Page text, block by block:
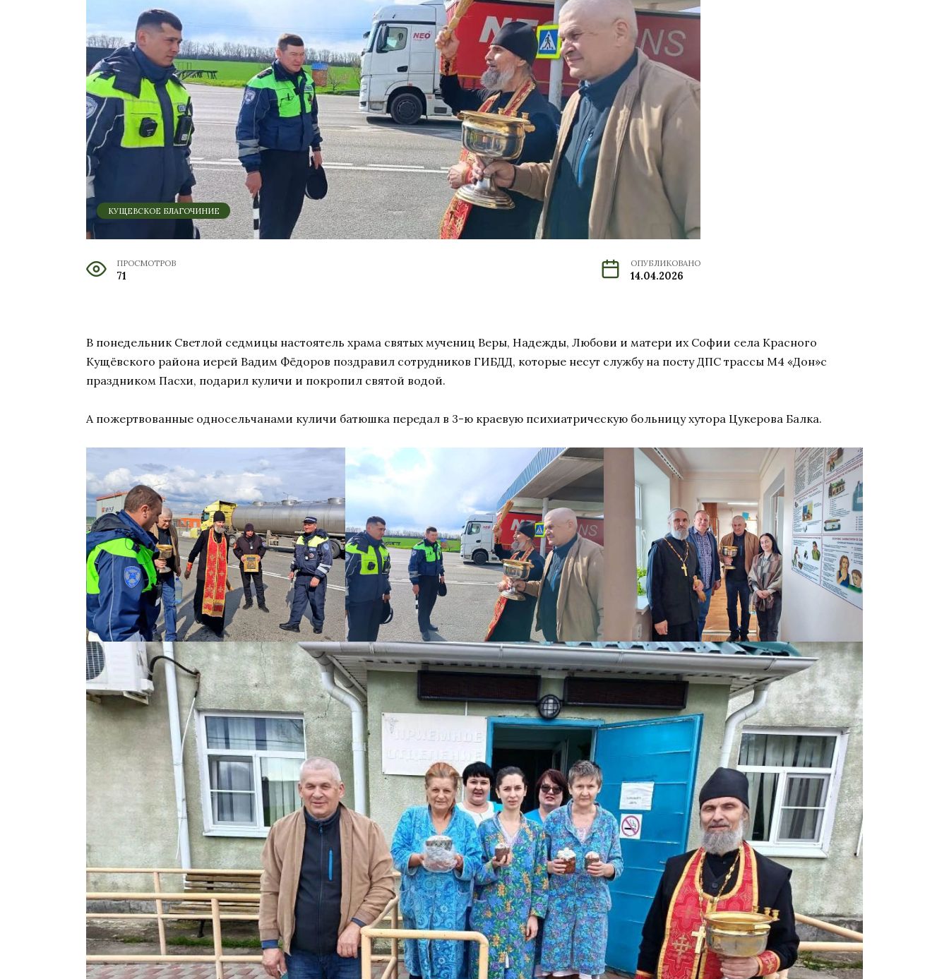
КУЩЕВСКОЕ БЛАГОЧИНИЕ
ПРОСМОТРОВ
71
ОПУБЛИКОВАНО
14.04.2026
В понедельник Светлой седмицы настоятель храма святых мучениц Веры, Надежды, Любови и матери их Софии села Красного
Кущёвского района иерей Вадим Фёдоров поздравил сотрудников ГИБДД, которые несут службу на посту ДПС трассы М4 «Дон»с
праздником Пасхи, подарил куличи и покропил святой водой.
А пожертвованные односельчанами куличи батюшка передал в 3-ю краевую психиатрическую больницу хутора Цукерова Балка.